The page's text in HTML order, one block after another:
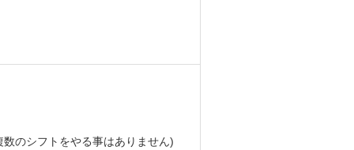
のシフトをやる事はありません)